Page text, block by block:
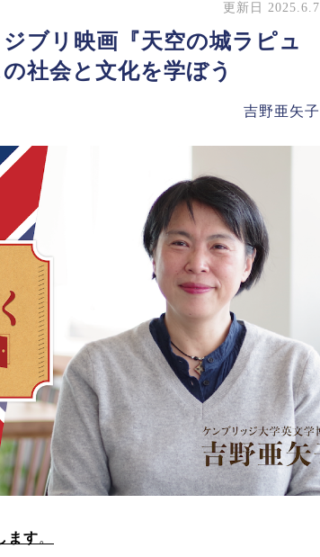
更新日 2025.6.7
ブリ映画『天空の城ラピュ
社会と文化を学ぼう
吉野亜矢子
ます。